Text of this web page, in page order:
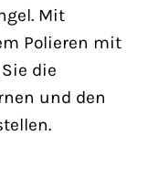
Mit
Polieren mit
die
und den